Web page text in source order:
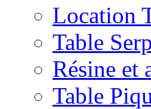
Location
Table
Résine et
Table